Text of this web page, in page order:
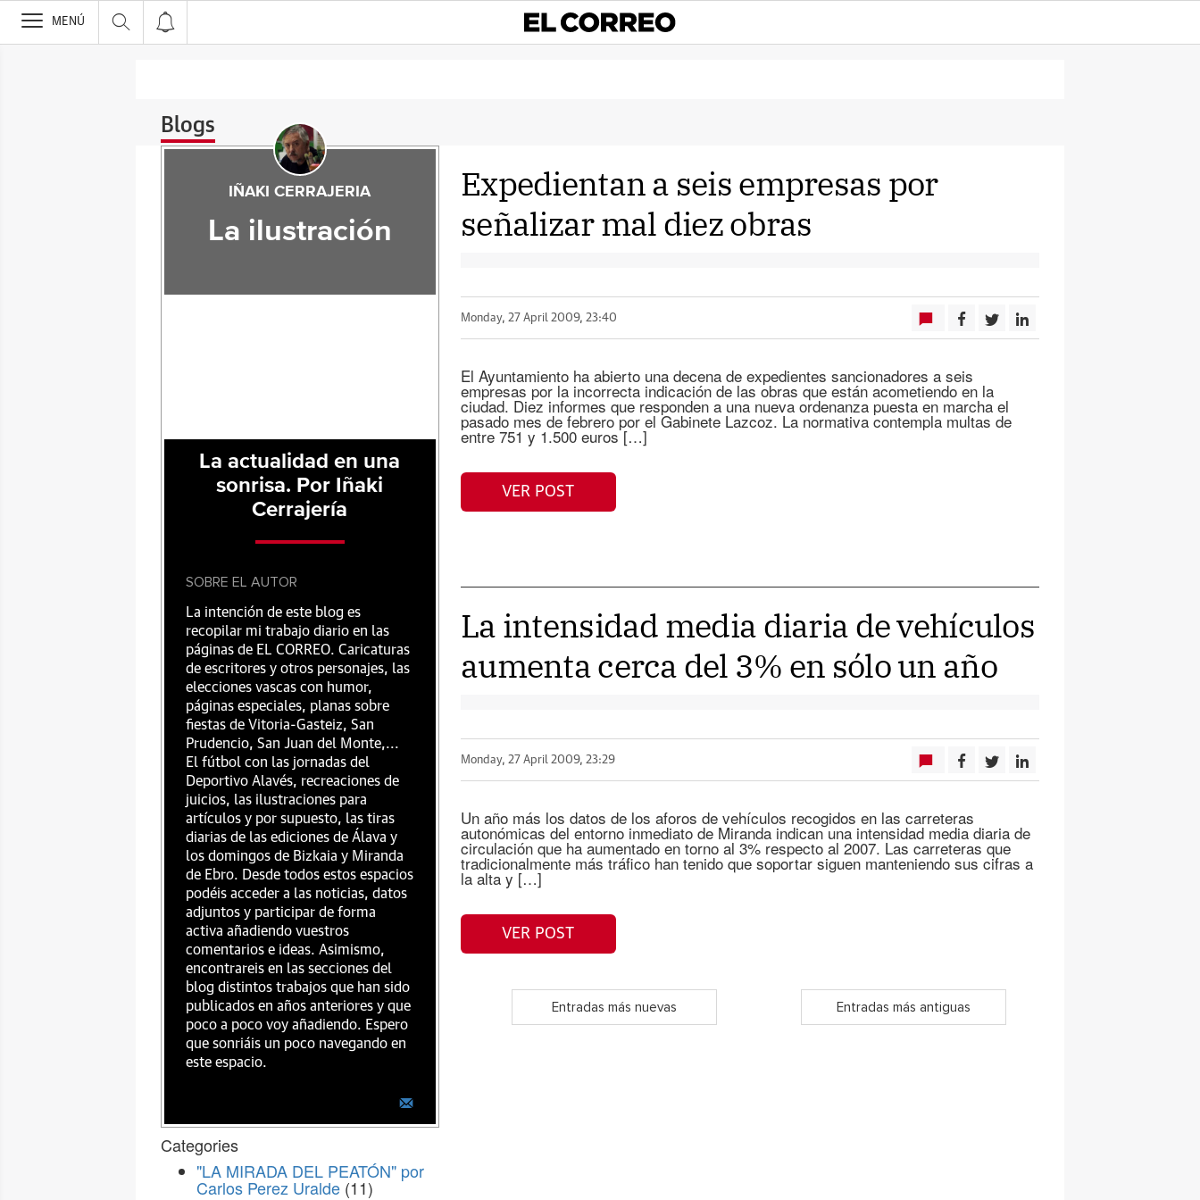
>
MENÚ
Blogs
Expedientan a seis empresas por
señalizar mal diez obras
Monday, 27 April 2009, 23:40
El Ayuntamiento ha abierto una decena de expedientes sancionadores a seis
empresas por la incorrecta indicación de las obras que están acometiendo en la
ciudad. Diez informes que responden a una nueva ordenanza puesta en marcha el
pasado mes de febrero por el Gabinete Lazcoz. La normativa contempla multas de
entre 751 y 1.500 euros […]
VER POST
La intensidad media diaria de vehículos
aumenta cerca del 3% en sólo un año
Monday, 27 April 2009, 23:29
Un año más los datos de los aforos de vehículos recogidos en las carreteras
autonómicas del entorno inmediato de Miranda indican una intensidad media diaria de
circulación que ha aumentado en torno al 3% respecto al 2007. Las carreteras que
tradicionalmente más tráfico han tenido que soportar siguen manteniendo sus cifras a
la alta y […]
VER POST
Entradas más nuevas Entradas más antiguas
IÑAKI CERRAJERIA
La ilustración
La actualidad en una
sonrisa. Por Iñaki
Cerrajería
SOBRE EL AUTOR
La intención de este blog es
recopilar mi trabajo diario en las
páginas de EL CORREO. Caricaturas
de escritores y otros personajes, las
elecciones vascas con humor,
páginas especiales, planas sobre
fiestas de Vitoria-Gasteiz, San
Prudencio, San Juan del Monte,...
El fútbol con las jornadas del
Deportivo Alavés, recreaciones de
juicios, las ilustraciones para
artículos y por supuesto, las tiras
diarias de las ediciones de Álava y
los domingos de Bizkaia y Miranda
de Ebro. Desde todos estos espacios
podéis acceder a las noticias, datos
adjuntos y participar de forma
activa añadiendo vuestros
comentarios e ideas. Asimismo,
encontrareis en las secciones del
blog distintos trabajos que han sido
publicados en años anteriores y que
poco a poco voy añadiendo. Espero
que sonriáis un poco navegando en
este espacio.
Categories
"LA MIRADA DEL PEATÓN" por
Carlos Perez Uralde (11)